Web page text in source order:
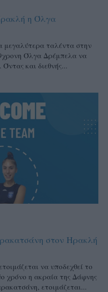
η Όλγα
μεγαλύτερα ταλέντα στην
Όλγα Δρέμπελα να
και διεθνής...
στον Ηρακλή
να υποδεχθεί το
χρόνο η ακραία της Δάφνης
ετοιμάζεται...